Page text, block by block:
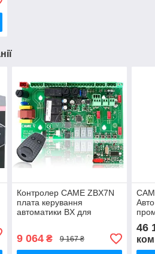
Контролер CAME ZBX7N
плата керування
автоматики BX для
9 064₴ 9 167 ₴
46